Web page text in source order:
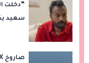
“دخلت
صاروخ SpaceX يصطدم بالقمر